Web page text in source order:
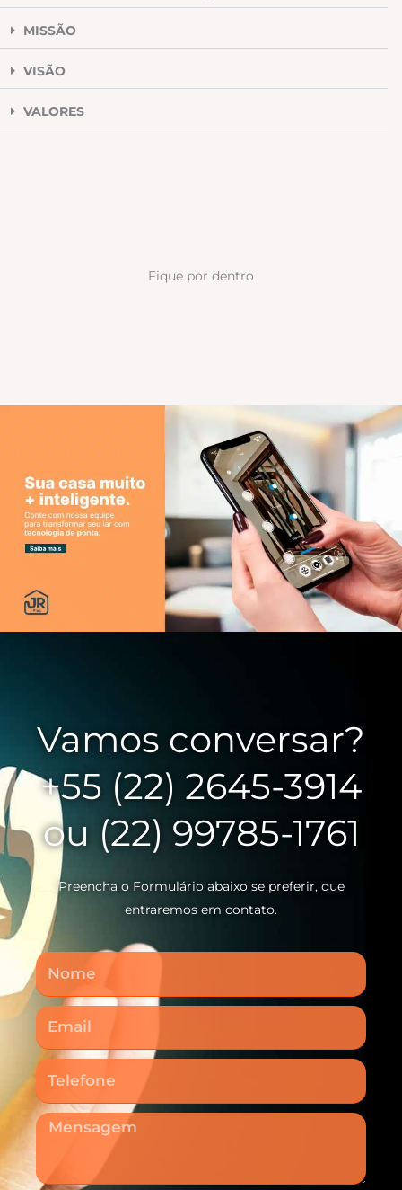
MISSÃO
VISÃO
VALORES
Fique por dentro
Vamos conversar?
+55 (22) 2645-3914
ou (22) 99785-1761
Preencha o Formulário abaixo se preferir, que
entraremos em contato.
Nome
Email
Telefone
Mensagem